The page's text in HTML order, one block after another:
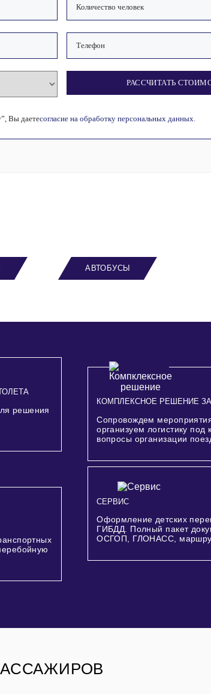
РАССЧИТАТЬ
Вы даетесогласие на обработку персональных данных.
АВТОБУСЫ
решения
КОМПЛЕКСНОЕ РЕШЕНИЕ
Сопровождем
организуем логистику
вопросы организации
СЕРВИС
Оформление детских
ГИБДД. Полный пакет
ОСГОП, ГЛОНАСС,